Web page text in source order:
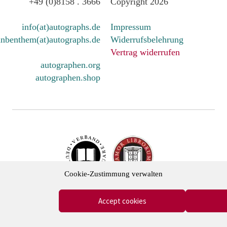
Cookie-Zustimmung verwalten
Accept cookies
info(at)autographs.de
autographen.org
autographen.shop
Impressum
Widerrufsbelehrung
Vertrag widerrufen
Antiquare e.V. und in der International League of